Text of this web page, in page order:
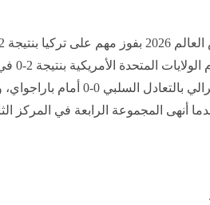
خسارته
وفي الجولة الثالثة، اكتفى المنتخب